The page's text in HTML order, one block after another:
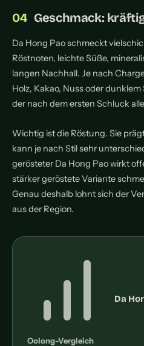
Geschmack:
Da Hong Pao schmeckt
Röstnoten, leichte Süße,
langen Nachhall. Je nach
Holz, Kakao, Nuss oder dunklem
der nach dem ersten Schluck
Wichtig ist die Röstung. Sie
kann je nach Stil sehr
gerösteter Da Hong Pao wirkt
stärker geröstete Variante
Genau deshalb lohnt sich der
aus der Region.
Oolong-Vergleich
Da